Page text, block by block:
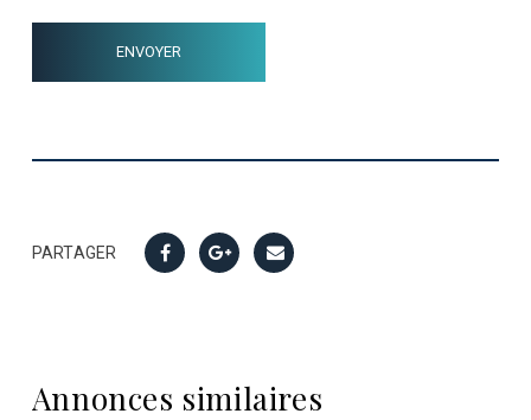
PARTAGER
Annonces similaires